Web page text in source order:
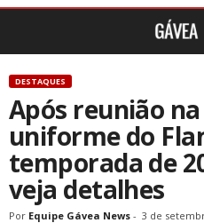
DESTAQUES
Após reunião
uniforme do
temporada de
veja detalhes
Por Equipe Gávea News - 3 de